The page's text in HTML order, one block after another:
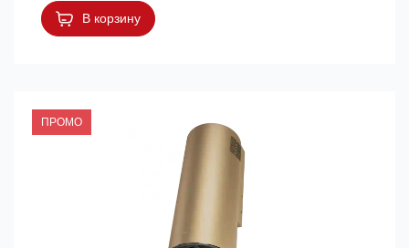
В корзину
ПРОМО